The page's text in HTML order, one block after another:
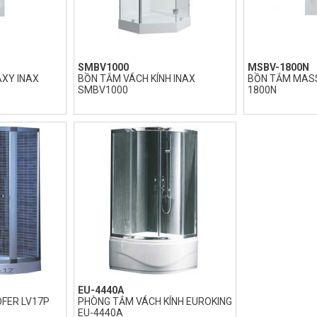
INAX
SMBV1000
BỒN TẮM VÁCH KÍNH INAX
SMBV1000
MSBV-1800N
BỒN TẮM
1800N
LV17P
EU-4440A
PHÒNG TẮM VÁCH KÍNH EUROKING
EU-4440A